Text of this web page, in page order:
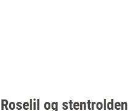
Roselil og stentrolden